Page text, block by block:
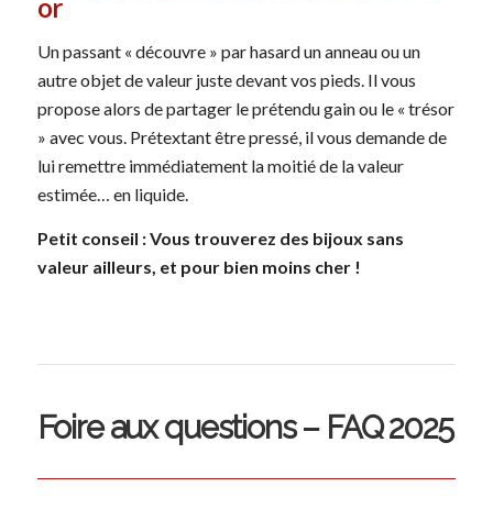
or
Un passant « découvre » par hasard un anneau ou un
autre objet de valeur juste devant vos pieds. Il vous
propose alors de partager le prétendu gain ou le « trésor
» avec vous. Prétextant être pressé, il vous demande de
lui remettre immédiatement la moitié de la valeur
estimée… en liquide.
Petit conseil : Vous trouverez des bijoux sans
valeur ailleurs, et pour bien moins cher !
Foire aux questions – FAQ 2025